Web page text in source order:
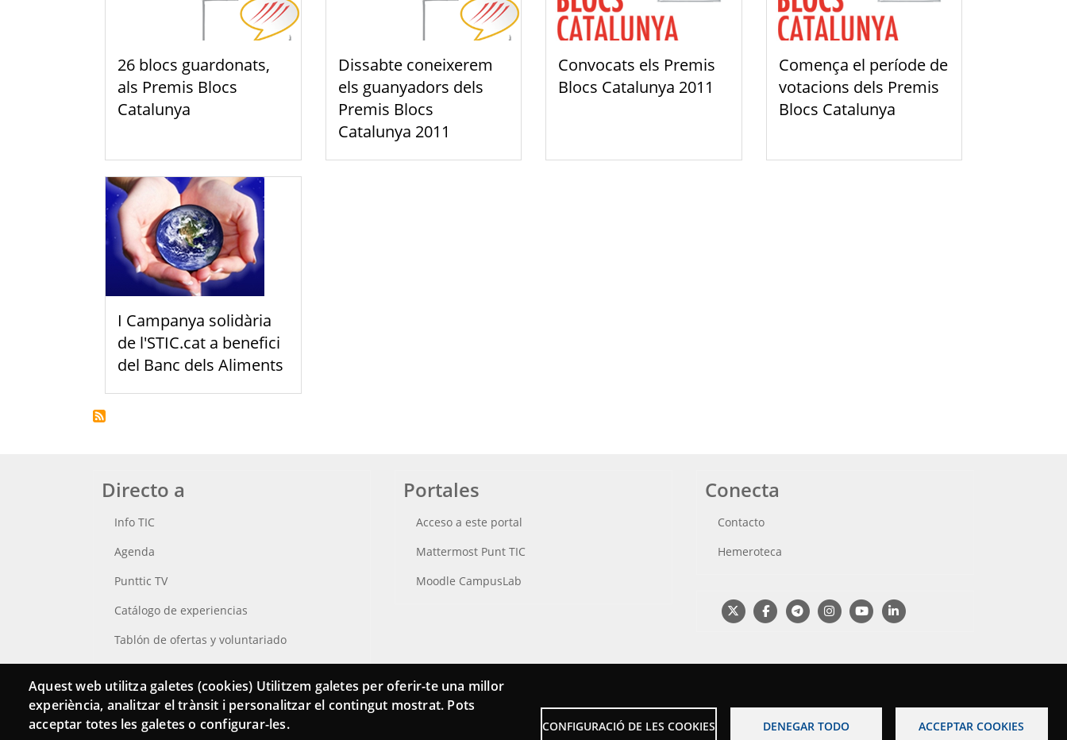
26 blocs guardonats,
als Premis Blocs
Catalunya
Dissabte coneixerem
els guanyadors dels
Premis Blocs
Catalunya 2011
Convocats els Premis
Blocs Catalunya 2011
Comença el període de
votacions dels Premis
Blocs Catalunya
I Campanya solidària
de l'STIC.cat a benefici
del Banc dels Aliments
Directo a
Info TIC
Agenda
Punttic TV
Catálogo de experiencias
Tablón de ofertas y voluntariado
Busca tu Punt TIC
Portales
Acceso a este portal
Mattermost Punt TIC
Moodle CampusLab
Conecta
Contacto
Hemeroteca
Aquest web utilitza galetes (cookies) Utilitzem galetes per oferir-te una millor
experiència, analitzar el trànsit i personalitzar el contingut mostrat. Pots
acceptar totes les galetes o configurar-les.
CONFIGURACIÓ DE LES COOKIES DENEGAR TODO ACCEPTAR COOKIES